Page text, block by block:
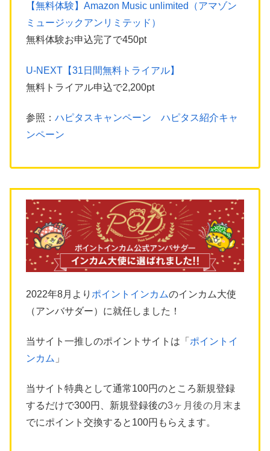
【無料体験】Amazon Music unlimited（アマゾン
ミュージックアンリミテッド）
無料体験お申込完了で450pt
U-NEXT【31日間無料トライアル】
無料トライアル申込で2,200pt
参照： ハピタスキャンペーン ハピタス紹介キャ
ンペーン
2022年8月より ポイントインカムのインカム大使
（アンバサダー）に就任しました！
当サイト一推しのポイントサイトは「 ポイントイ
ンカム 」
当サイト特典として通常100円のところ新規登録
するだけで300円、新規登録後の3ヶ月後の月末 ま
でにポイント交換すると100円もらえます。